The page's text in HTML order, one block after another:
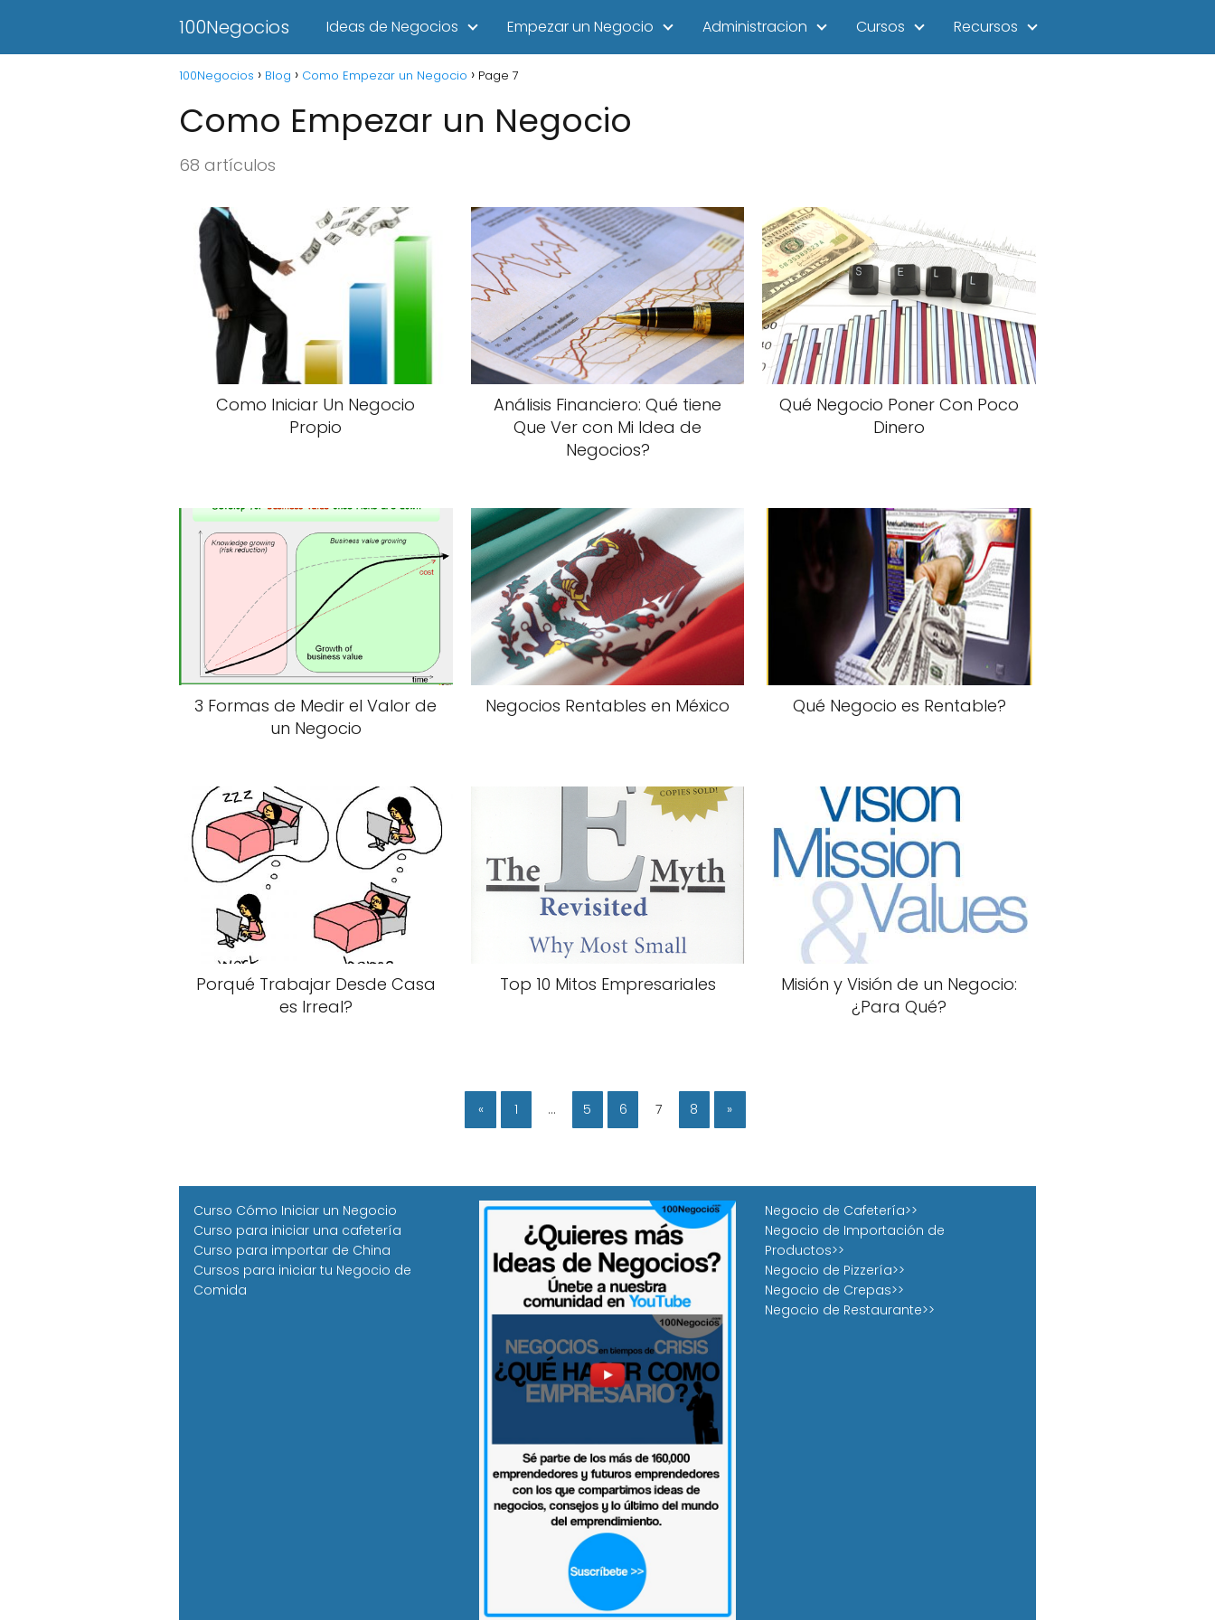
100Negocios Ideas de Negocios Empezar un Negocio Administracion Cursos Recursos
100Negocios Blog Como Empezar un Negocio Page 7
Como Empezar un Negocio
68 artículos
Como Iniciar Un Negocio
Propio
Análisis Financiero: Qué tiene
Que Ver con Mi Idea de
Negocios?
Qué Negocio Poner Con Poco
Dinero
3 Formas de Medir el Valor de
un Negocio
Negocios Rentables en México Qué Negocio es Rentable?
Porqué Trabajar Desde Casa
es Irreal?
Top 10 Mitos Empresariales
Misión y Visión de un Negocio:
¿Para Qué?
« 1 … 5 6 7 8 »
Curso Cómo Iniciar un Negocio
Curso para iniciar una cafetería
Curso para importar de China
Cursos para iniciar tu Negocio de
Comida
Negocio de Cafetería>>
Negocio de Importación de
Productos>>
Negocio de Pizzería>>
Negocio de Crepas>>
Negocio de Restaurante>>